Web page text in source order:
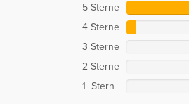
5 Sterne
4 Sterne
3 Sterne
2 Sterne
1 Stern